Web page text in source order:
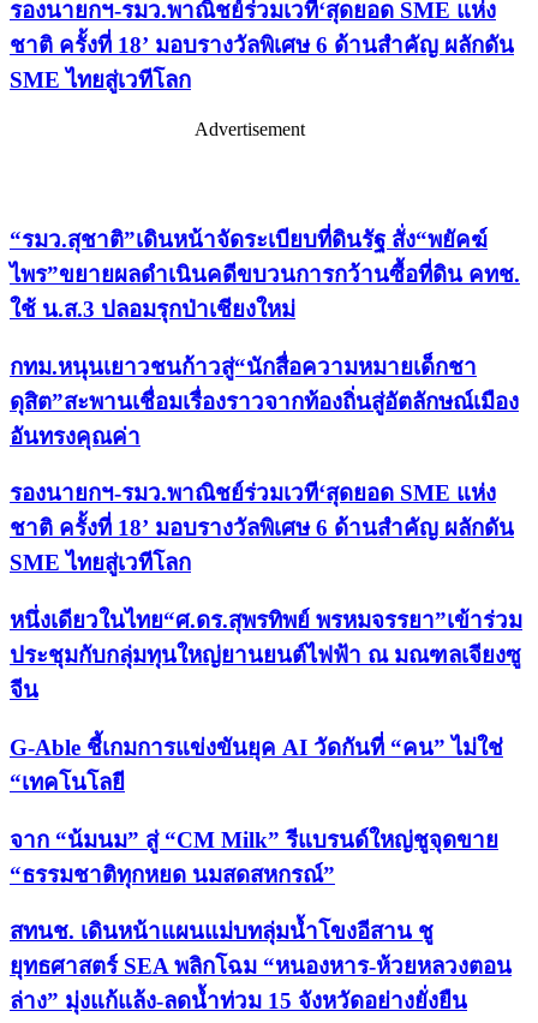
รองนายกฯ-รมว.พาณิชย์ร่วมเวที‘สุดยอด SME แห่ง
ชาติ ครั้งที่ 18’ มอบรางวัลพิเศษ 6 ด้านสำคัญ ผลักดัน
SME ไทยสู่เวทีโลก
Advertisement
“รมว.สุชาติ”เดินหน้าจัดระเบียบที่ดินรัฐ สั่ง“พยัคฆ์
ไพร”ขยายผลดำเนินคดีขบวนการกว้านซื้อที่ดิน คทช.
ใช้ น.ส.3 ปลอมรุกป่าเชียงใหม่
กทม.หนุนเยาวชนก้าวสู่“นักสื่อความหมายเด็กชา
ดุสิต”สะพานเชื่อมเรื่องราวจากท้องถิ่นสู่อัตลักษณ์เมือง
อันทรงคุณค่า
รองนายกฯ-รมว.พาณิชย์ร่วมเวที‘สุดยอด SME แห่ง
ชาติ ครั้งที่ 18’ มอบรางวัลพิเศษ 6 ด้านสำคัญ ผลักดัน
SME ไทยสู่เวทีโลก
หนึ่งเดียวในไทย“ศ.ดร.สุพรทิพย์ พรหมจรรยา”เข้าร่วม
ประชุมกับกลุ่มทุนใหญ่ยานยนต์ไฟฟ้า ณ มณฑลเจียงซู
จีน
G-Able ชี้เกมการแข่งขันยุค AI วัดกันที่ “คน” ไม่ใช่
“เทคโนโลยี
จาก “น้มนม” สู่ “CM Milk” รีแบรนด์ใหญ่ชูจุดขาย
“ธรรมชาติทุกหยด นมสดสหกรณ์”
สทนช. เดินหน้าแผนแม่บทลุ่มน้ำโขงอีสาน ชู
ยุทธศาสตร์ SEA พลิกโฉม “หนองหาร-ห้วยหลวงตอน
ล่าง” มุ่งแก้แล้ง-ลดน้ำท่วม 15 จังหวัดอย่างยั่งยืน